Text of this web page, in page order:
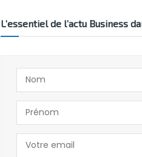
L’essentiel de l’actu Business